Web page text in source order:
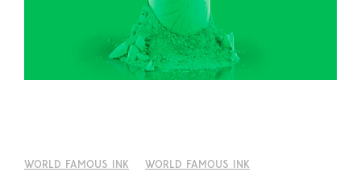
WORLD FAMOUS INK WORLD FAMOUS INK